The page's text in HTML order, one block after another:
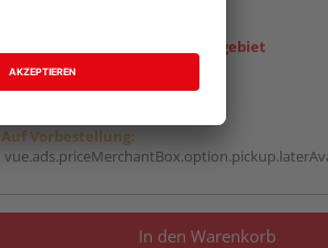
Ihr Standort ist nicht im Liefergebiet
Auf Vorbestellung:
In den Warenkorb